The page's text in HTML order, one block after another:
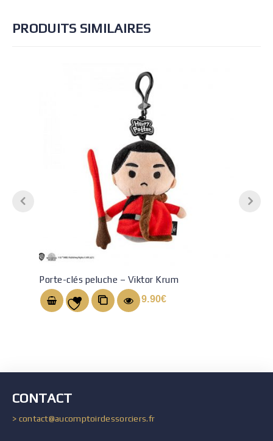
PRODUITS SIMILAIRES
Porte-clés peluche – Viktor Krum
9.90€
CONTACT
> contact@aucomptoirdessorciers.fr